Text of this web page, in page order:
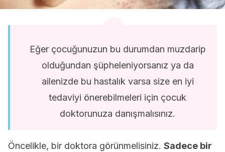
Eğer çocuğunuzun bu durumdan muzdarip
olduğundan şüpheleniyorsanız ya da
ailenizde bu hastalık varsa size en iyi
tedaviyi önerebilmeleri için çocuk
doktorunuza danışmalısınız.
Öncelikle, bir doktora görünmelisiniz. Sadece bir